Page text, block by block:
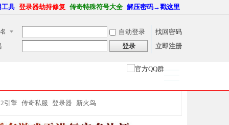
具 登录器劫持修复 传奇特殊符号大全 解压密码→戳这里
自动登录
找回密码
登录 立即注册
引擎 传奇私服 登录器 新火鸟